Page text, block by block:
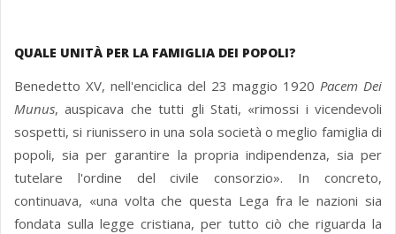
QUALE UNITÀ PER LA FAMIGLIA DEI POPOLI?
Benedetto XV, nell'enciclica del 23 maggio 1920 Pacem Dei
Munus, auspicava che tutti gli Stati, «rimossi i vicendevoli
sospetti, si riunissero in una sola società o meglio famiglia di
popoli, sia per garantire la propria indipendenza, sia per
tutelare l'ordine del civile consorzio». In concreto,
continuava, «una volta che questa Lega fra le nazioni sia
fondata sulla legge cristiana, per tutto ciò che riguarda la